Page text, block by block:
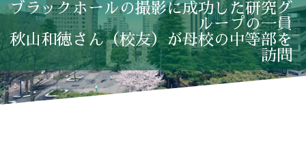
ブラックホールの撮影に成功した研究グ
ループの一員
秋山和徳さん（校友）が母校の中等部を
訪問